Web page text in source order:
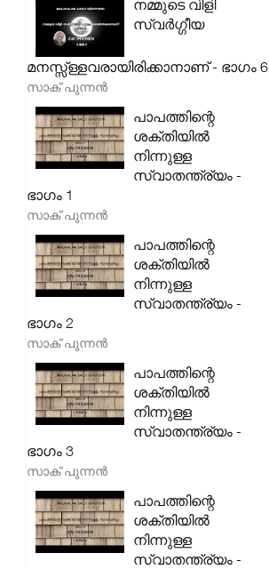
നമ്മുടെ വിളി
സ്വർഗ്ഗീയ
മനസ്സ്ള്ളവരായിരിക്കാനാണ് - ഭാഗം 6
സാക് പുന്നൻ
പാപത്തിന്റെ
ശക്തിയിൽ
നിന്നുള്ള
സ്വാതന്ത്ര്യം -
ഭാഗം 1
സാക് പുന്നൻ
പാപത്തിന്റെ
ശക്തിയിൽ
നിന്നുള്ള
സ്വാതന്ത്ര്യം -
ഭാഗം 2
സാക് പുന്നൻ
പാപത്തിന്റെ
ശക്തിയിൽ
നിന്നുള്ള
സ്വാതന്ത്ര്യം -
ഭാഗം 3
സാക് പുന്നൻ
പാപത്തിന്റെ
ശക്തിയിൽ
നിന്നുള്ള
സ്വാതന്ത്ര്യം -